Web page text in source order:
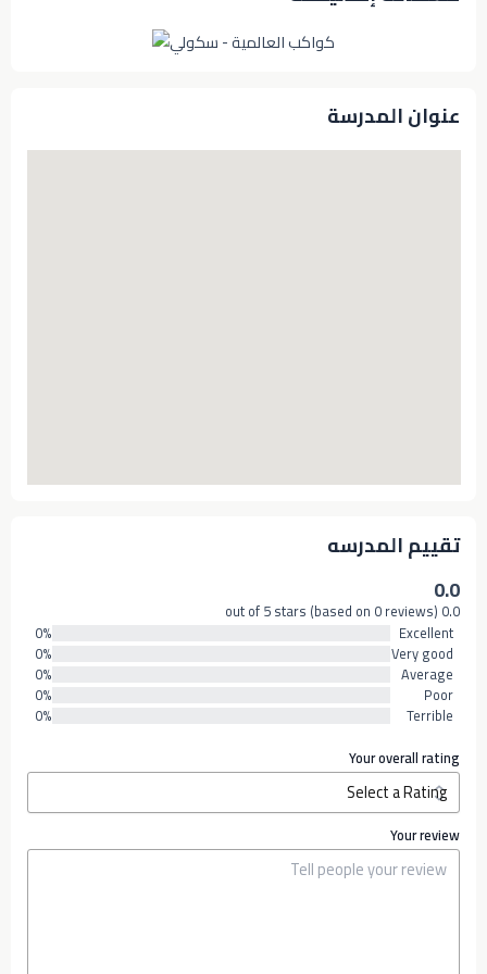
عنوان المدرسة
تقييم المدرسه
0.0
0.0 out of 5 stars (based on 0 reviews)
Excellent
0%
Very good
0%
Average
0%
Poor
0%
Terrible
0%
Your overall rating
Your review